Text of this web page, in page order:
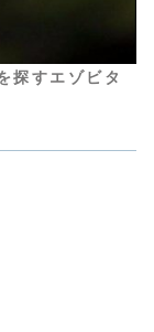
探すエゾビタ